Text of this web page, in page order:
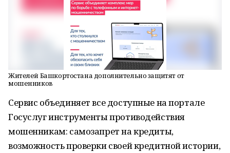
Жителей Башкортостана дополнительно защитят от
мошенников
Сервис объединяет все доступные на портале
Госуслуг инструменты противодействия
мошенникам: самозапрет на кредиты,
возможность проверки своей кредитной истории,